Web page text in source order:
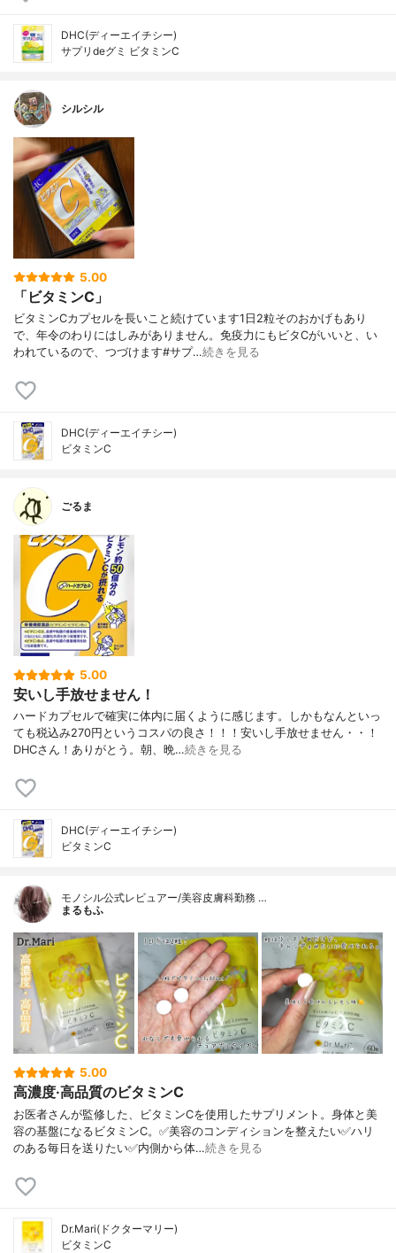
DHC(ディーエイチシー)
サプリdeグミ ビタミンC
シルシル
5.00
「ビタミンC」
ビタミンCカプセルを長いこと続けています1日2粒そのおかげもあり
で、年令のわりにはしみがありません。免疫力にもビタCがいいと、い
われているので、つづけます#サプ…続きを見る
DHC(ディーエイチシー)
ビタミンC
ごるま
5.00
安いし手放せません！
ハードカプセルで確実に体内に届くように感じます。しかもなんといっ
ても税込み270円というコスパの良さ！！！安いし手放せません・・！
DHCさん！ありがとう。朝、晩…続きを見る
DHC(ディーエイチシー)
ビタミンC
モノシル公式レビュアー/美容皮膚科勤務 …
まるもふ
5.00
高濃度·高品質のビタミンC
お医者さんが監修した、ビタミンCを使用したサプリメント。身体と美
容の基盤になるビタミンC。✅美容のコンディションを整えたい✅ハリ
のある毎日を送りたい✅内側から体…続きを見る
Dr.Mari(ドクターマリー)
ビタミンC